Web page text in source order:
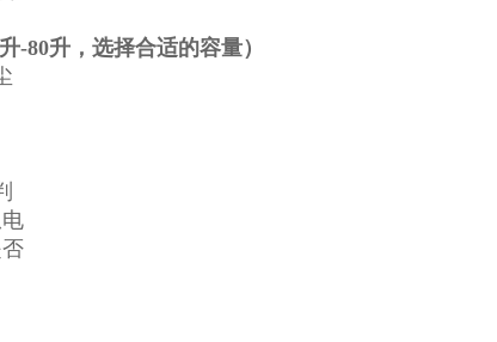
-80升，选择合适的容量）